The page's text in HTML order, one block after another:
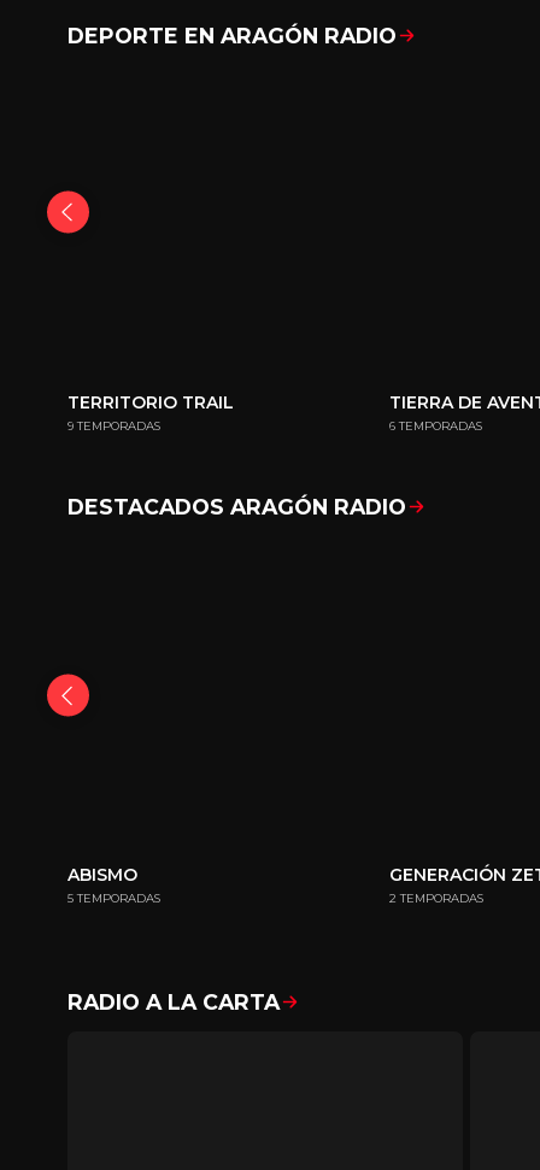
DEPORTE EN ARAGÓN RADIO
TERRITORIO TRAIL
9 TEMPORADAS
TIERRA DE
6 TEMPORADAS
DESTACADOS ARAGÓN RADIO
ABISMO
5 TEMPORADAS
GENERACIÓN
2 TEMPORADAS
RADIO A LA CARTA